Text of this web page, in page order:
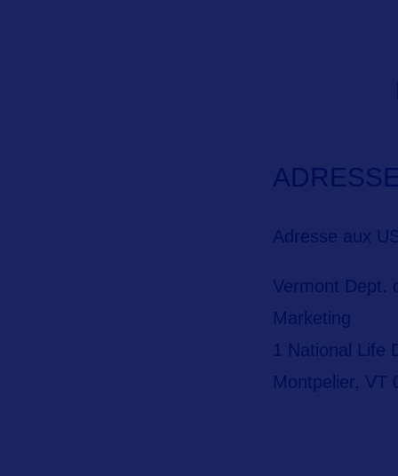
Adresse aux
Vermont Dept.
Marketing
1 National Life
Montpelier, VT